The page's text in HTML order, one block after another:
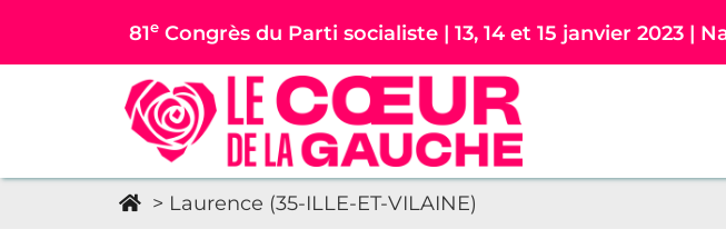
81e Congrès du Parti socialiste | 13, 14 et 15 janvier 2023 |
> Laurence (35-ILLE-ET-VILAINE)